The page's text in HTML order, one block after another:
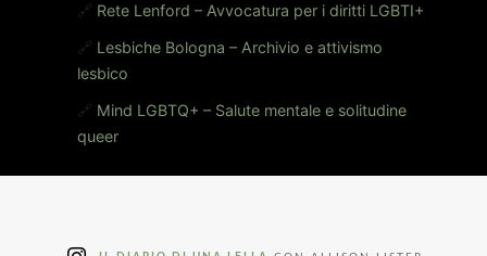
🔗 Rete Lenford – Avvocatura per i diritti LGBTI+
🔗 Lesbiche Bologna – Archivio e attivismo
lesbico
🔗 Mind LGBTQ+ – Salute mentale e solitudine
queer